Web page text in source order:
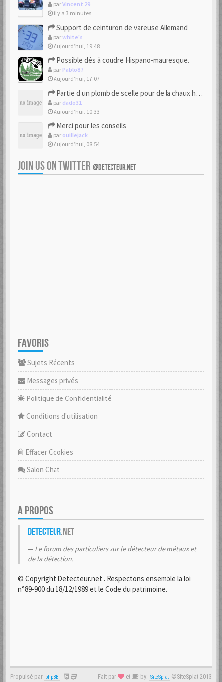
parVincent 29
il y a 3 minutes
Support de ceinturon de vareuse Allemand
parwhite's
Aujourd’hui, 19:48
Possible dés à coudre Hispano-mauresque.
par Pablo87
Aujourd’hui, 17:07
Partie d un plomb de scelle pour de la chaux hydraulique
par dado31
Aujourd’hui, 10:33
Merci pour les conseils
par ouillejack
Aujourd’hui, 08:54
JOIN US ON TWITTER @DETECTEUR.NET
FAVORIS
Sujets Récents
Messages privés
Politique de Confidentialité
Conditions d'utilisation
Contact
Effacer Cookies
Salon Chat
A PROPOS
Detecteur.net
Le forum des particuliers sur le détecteur de métaux et
de la détection.
© Copyright Detecteur.net . Respectons ensemble la loi
n°89-900 du 18/12/1989 et le Code du patrimoine.
Propulsé par phpBB - Fait par et by: SiteSplat ©SiteSplat 2013